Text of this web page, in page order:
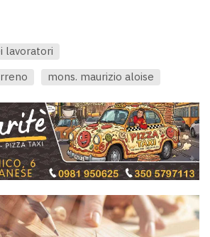
lavoratori
mons. maurizio aloise